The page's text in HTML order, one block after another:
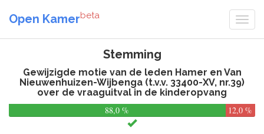
Open Kamerbeta
Stemming
Gewijzigde motie van de leden Hamer en Van
Nieuwenhuizen-Wijbenga (t.v.v. 33400-XV, nr.39)
over de vraaguitval in de kinderopvang
88,0 %
12,0 %